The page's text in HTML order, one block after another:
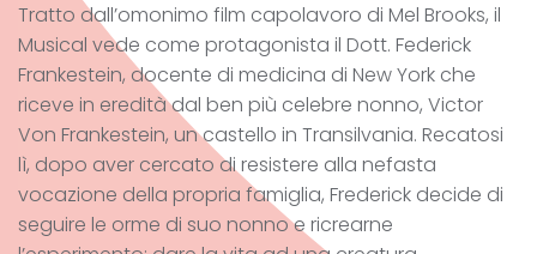
Tratto dall’omonimo film capolavoro di Mel Brooks, il
Musical vede come protagonista il Dott. Federick
Frankestein, docente di medicina di New York che
riceve in eredità dal ben più celebre nonno, Victor
Von Frankestein, un castello in Transilvania. Recatosi
lì, dopo aver cercato di resistere alla nefasta
vocazione della propria famiglia, Frederick decide di
seguire le orme di suo nonno e ricrearne